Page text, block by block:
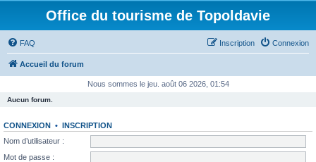
Office du tourisme de Topoldavie
FAQ Connexion
Inscription
Accueil du forum
Nous sommes le jeu. août 06 2026, 01:54
Aucun forum.
CONNEXION • INSCRIPTION
Nom d’utilisateur :
Mot de passe :